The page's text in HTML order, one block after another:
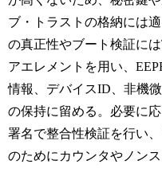
ブ・トラストの格納には
の真正性やブート検証に
アエレメントを用い、
情報、デバイスID、非機
の保持に留める。必要に
署名で整合性検証を行い
のためにカウンタやノンス